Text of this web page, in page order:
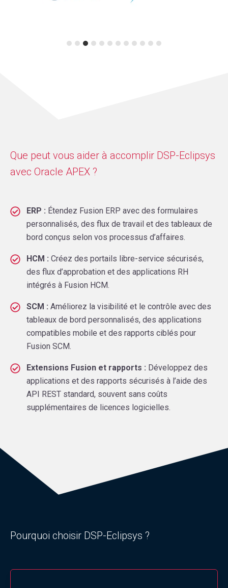
Que peut vous aider à accomplir DSP-Eclipsys
avec Oracle APEX ?
ERP : Étendez Fusion ERP avec des formulaires
personnalisés, des flux de travail et des tableaux de
bord conçus selon vos processus d’affaires.
HCM : Créez des portails libre-service sécurisés,
des flux d’approbation et des applications RH
intégrés à Fusion HCM.
SCM : Améliorez la visibilité et le contrôle avec des
tableaux de bord personnalisés, des applications
compatibles mobile et des rapports ciblés pour
Fusion SCM.
Extensions Fusion et rapports : Développez des
applications et des rapports sécurisés à l’aide des
API REST standard, souvent sans coûts
supplémentaires de licences logicielles.
Pourquoi choisir DSP-Eclipsys ?